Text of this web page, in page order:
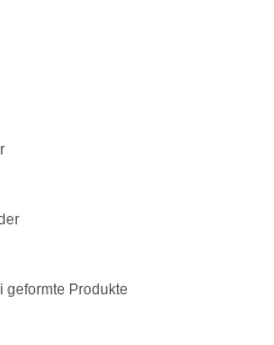
geformte Produkte